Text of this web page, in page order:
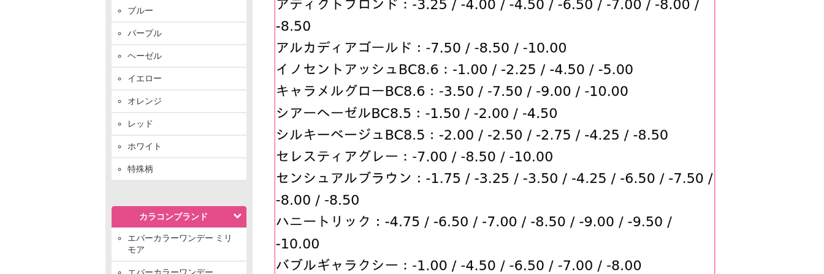
ブルー
パープル
ヘーゼル
イエロー
オレンジ
レッド
ホワイト
特殊柄
カラコンブランド
エバーカラーワンデー ミリ
モア
エバーカラーワンデー